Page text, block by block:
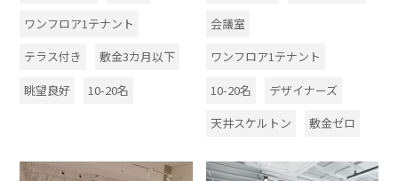
ワンフロア1テナント
テラス付き
敷金3カ月以下
眺望良好
10-20名
会議室
ワンフロア1テナント
10-20名
デザイナーズ
天井スケルトン
敷金ゼロ